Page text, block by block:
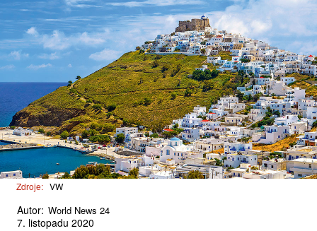
Zdroje: VW
Autor: World News 24
7. listopadu 2020